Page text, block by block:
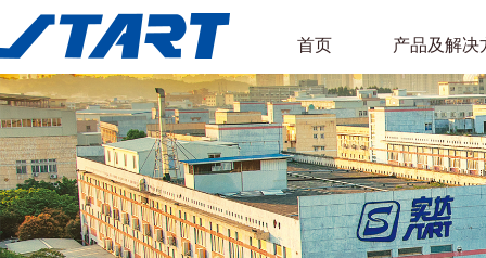
首页 产品及解决